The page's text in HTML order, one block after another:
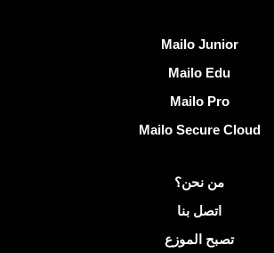
Mailo Junior
Mailo Edu
Mailo Pro
Mailo Secure Cloud
مزيد من المعلومات على Mailoمن نحن؟
اتصل بنا
تصبح الموزع